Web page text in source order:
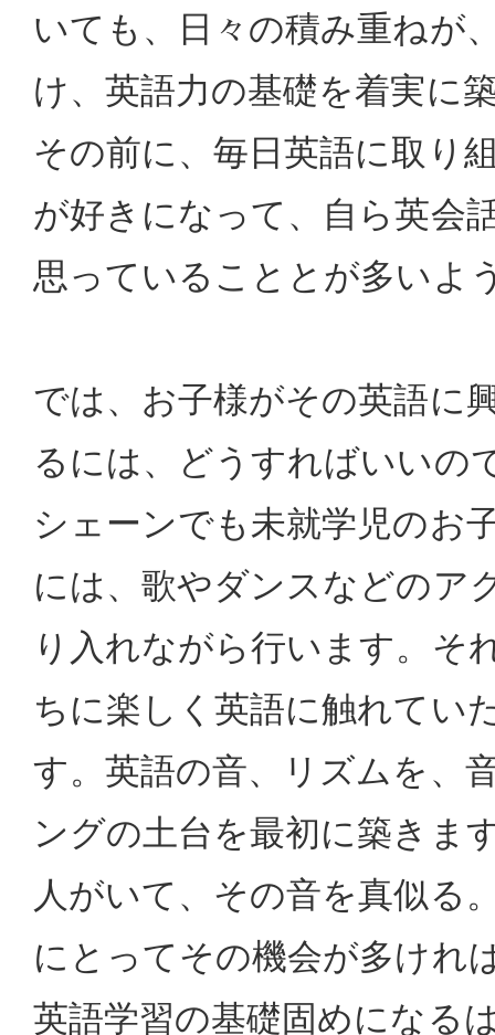
いても、日々の積み重ねが
け、英語力の基礎を着実に
その前に、毎日英語に取り
が好きになって、自ら英会
思っていることとが多いよ
では、お子様がその英語に
るには、どうすればいいの
シェーンでも未就学児のお
には、歌やダンスなどのア
り入れながら行います。そ
ちに楽しく英語に触れてい
す。英語の音、リズムを、
ングの土台を最初に築きま
人がいて、その音を真似る
にとってその機会が多けれ
英語学習の基礎固めになる